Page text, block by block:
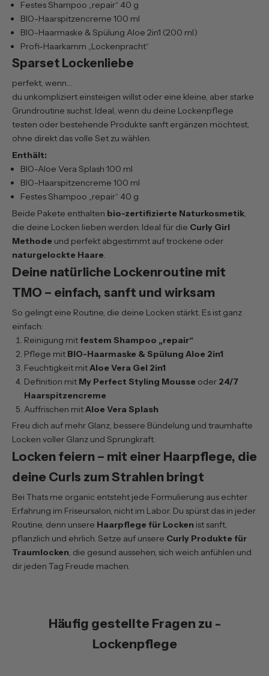
Festes Shampoo „repair“ 40 g
BIO-Haarspitzencreme 100 ml
BIO-Haarmaske & Spülung Aloe 2in1 (200 ml)
Profi-Haarkamm „Lockenpracht“
Sparset Lockenliebe
perfekt, wenn…
du unkompliziert einsteigen willst oder eine kleine, aber starke
Grundroutine suchst. Ideal, wenn du deine Lockenpflege
testen oder bestehende Produkte sanft ergänzen möchtest,
ohne direkt das volle Set zu wählen.
Enthält:
BIO-Aloe Vera Splash 100 ml
BIO-Haarspitzencreme 100 ml
Festes Shampoo „repair“ 40 g
Beide Pakete enthalten bio-zertifizierte Naturkosmetik,
die deine Locken lieben werden. Ideal für die Curly Girl
Methode und perfekt abgestimmt auf trockene oder
naturgelockte Haare.
Deine natürliche Lockenroutine mit
TMO – einfach, sanft und wirksam
So gelingt eine Routine, die deine Locken stärkt. Es ist ganz
einfach:
Reinigung mit festem Shampoo „repair“
Pflege mit BIO-Haarmaske & Spülung Aloe 2in1
Feuchtigkeit mitAloe Vera Gel 2in1
Definition mit My Perfect Styling Mousse oder 24/7
Haarspitzencreme
Auffrischen mitAloe Vera Splash
Freu dich auf mehr Glanz, bessere Bündelung und traumhafte
Locken voller Glanz und Sprungkraft.
Locken feiern – mit einer Haarpflege, die
deine Curls zum Strahlen bringt
Bei Thats me organic entsteht jede Formulierung aus echter
Erfahrung im Friseursalon, nicht im Labor. Du spürst das in jeder
Routine, denn unsere Haarpflege für Locken ist sanft,
pflanzlich und ehrlich. Setze auf unsere Curly Produkte für
Traumlocken, die gesund aussehen, sich weich anfühlen und
dir jeden Tag Freude machen.
Häufig gestellte Fragen zu -
Lockenpflege